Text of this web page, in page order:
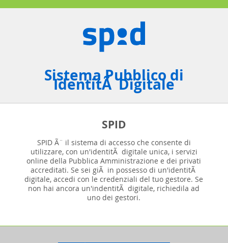
Sistema Pubblico di
IdentitÃ Digitale
SPID
SPID Ã¨ il sistema di accesso che consente di
utilizzare, con un'identitÃ digitale unica, i servizi
online della Pubblica Amministrazione e dei privati
accreditati. Se sei giÃ in possesso di un'identitÃ
digitale, accedi con le credenziali del tuo gestore. Se
non hai ancora un'indentitÃ digitale, richiedila ad
uno dei gestori.